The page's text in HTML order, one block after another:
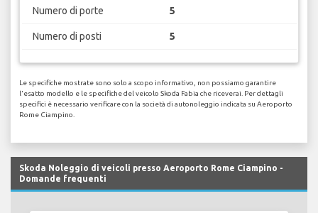
Numero di porte 5
Numero di posti 5
Le specifiche mostrate sono solo a scopo informativo, non possiamo garantire
l'esatto modello e le specifiche del veicolo Skoda Fabia che riceverai. Per dettagli
specifici è necessario verificare con la società di autonoleggio indicata su Aeroporto
Rome Ciampino.
Skoda Noleggio di veicoli presso Aeroporto Rome Ciampino -
Domande frequenti